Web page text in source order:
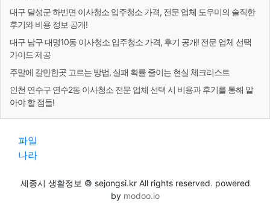
대구 달성군 하빈면 이사청소 입주청소 가격, 전문 업체 도우미의 솔직한
후기와 비용 정보 공개!
대구 남구 대명10동 이사청소 입주청소 가격, 후기 공개! 전문 업체 선택
가이드 제공
주말에 갈만한곳 고르는 방법, 실패 확률 줄이는 현실 체크리스트
인천 연수구 연수2동 이사청소 전문 업체 선택 시 비용과 후기를 통해 알
아야 할 점들!
파일
나라
세종시 생활정보 © sejongsi.kr All rights reserved. powered
by modoo.io